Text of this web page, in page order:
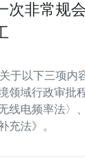
次非常规
于以下三项内
领域行政审批
线电频率法〉
充法》。